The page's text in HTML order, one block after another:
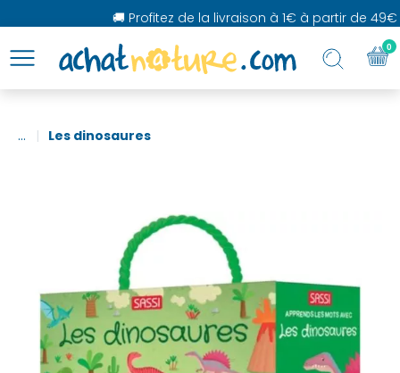
🚚 Profitez de la livraison à 1€ à partir de 49€
... Les dinosaures
0